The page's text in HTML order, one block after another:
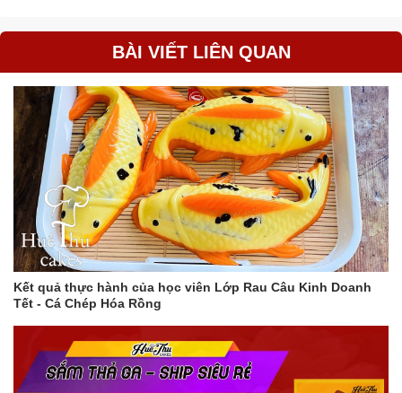
BÀI VIẾT LIÊN QUAN
Kết quả thực hành của học viên Lớp Rau Câu Kinh Doanh
Tết - Cá Chép Hóa Rồng